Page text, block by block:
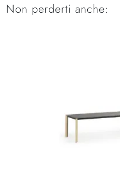
Non perderti anche: